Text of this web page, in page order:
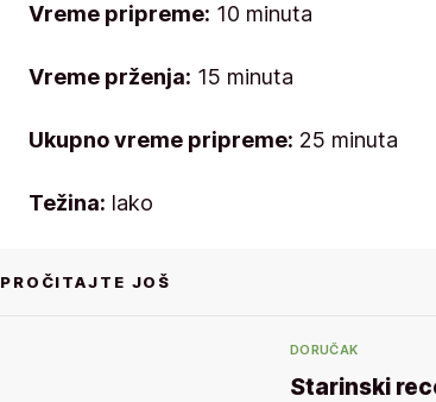
Vreme pripreme: 10 minuta
Vreme prženja: 15 minuta
Ukupno vreme pripreme: 25 minuta
Težina: lako
PROČITAJTE JOŠ
DORUČAK
Starinski